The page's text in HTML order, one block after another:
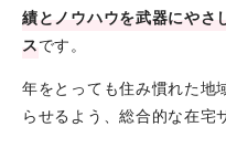
績とノウハウを武器にやさ
スです。
年をとっても住み慣れた地
らせるよう、総合的な在宅